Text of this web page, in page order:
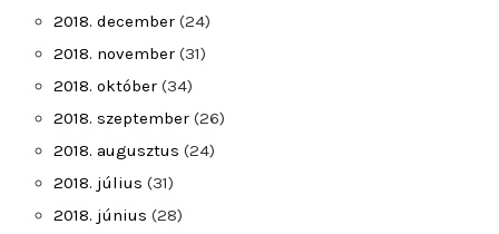
2018. december (24)
2018. november (31)
2018. október (34)
2018. szeptember (26)
2018. augusztus (24)
2018. július (31)
2018. június (28)